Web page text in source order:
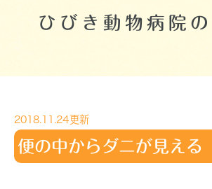
ひびき動物病院
2018.11.24更新
便の中からダニが見える